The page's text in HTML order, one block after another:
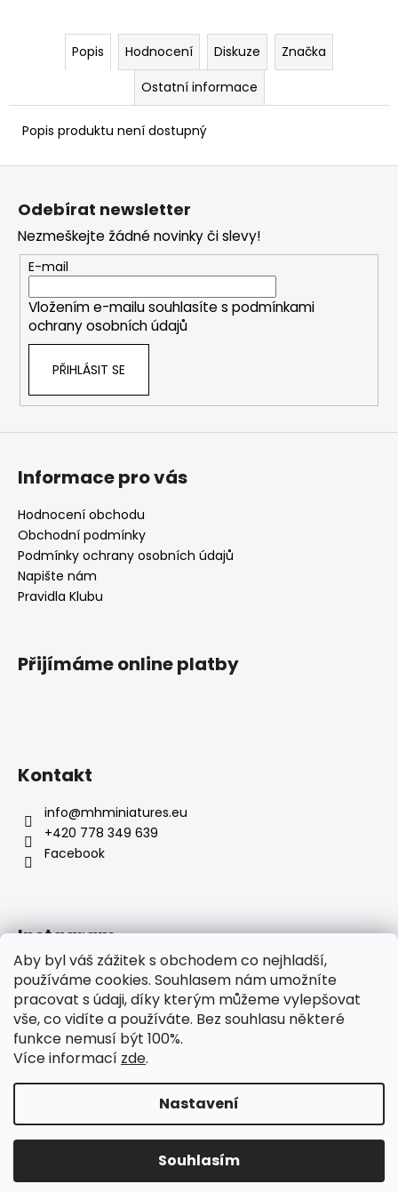
Aby byl váš zážitek s obchodem co nejhladší,
používáme cookies. Souhlasem nám umožníte
pracovat s údaji, díky kterým můžeme vylepšovat
vše, co vidíte a používáte. Bez souhlasu některé
funkce nemusí být 100%.
Více informací zde.
Nastavení
Souhlasím
Popis Hodnocení Diskuze
Značka
Ostatní informace
Popis produktu není dostupný
Z
Odebírat newsletter
Nezmeškejte žádné novinky či slevy!
E-mail
Vložením e-mailu souhlasíte s podmínkami
ochrany osobních údajů
PŘIHLÁSIT SE
Informace pro vás
Hodnocení obchodu
Obchodní podmínky
Podmínky ochrany osobních údajů
Napište nám
Pravidla Klubu
Přijímáme online platby
Kontakt
info@mhminiatures.eu
+420 778 349 639
Facebook
Instagram
Komunita O Nás Klubovna Soutěže
Hodnocení zákazníků
Copyright 2026MH Miniatures. Všechna práva
Upravit nastavení cookies